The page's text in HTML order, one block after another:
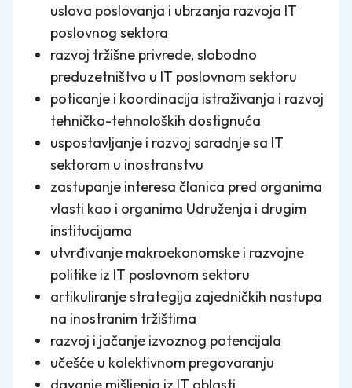
uslova poslovanja i ubrzanja razvoja IT
poslovnog sektora
razvoj tržišne privrede, slobodno
preduzetništvo u IT poslovnom sektoru
poticanje i koordinacija istraživanja i razvoj
tehničko-tehnoloških dostignuća
uspostavljanje i razvoj saradnje sa IT
sektorom u inostranstvu
zastupanje interesa članica pred organima
vlasti kao i organima Udruženja i drugim
institucijama
utvrđivanje makroekonomske i razvojne
politike iz IT poslovnom sektoru
artikuliranje strategija zajedničkih nastupa
na inostranim tržištima
razvoj i jačanje izvoznog potencijala
učešće u kolektivnom pregovaranju